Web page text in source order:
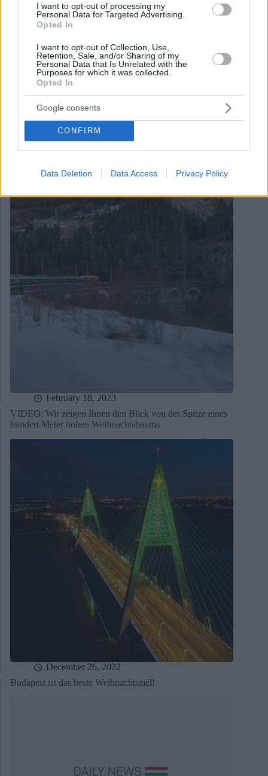
I want to opt-out of processing my
Personal Data for Targeted Advertising.
Opted In
I want to opt-out of Collection, Use,
Retention, Sale, and/or Sharing of my
Personal Data that Is Unrelated with the
Purposes for which it was collected.
Opted In
Google consents
CONFIRM
Data Deletion Data Access Privacy Policy
February 19, 2023
February 18, 2023
VIDEO: Wir zeigen Ihnen den Blick von der Spitze eines
hundert Meter hohen Weihnachtsbaums
December 26, 2022
Budapest ist das beste Weihnachtsziel!